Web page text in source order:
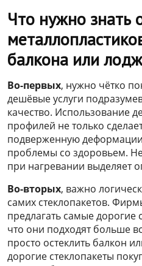
Что нужно знать
балкона или
Во-первых, нужно чётко
дешёвые услуги
качество. Использование
профилей не только
подверженную
проблемы со здоровьем.
при нагревании выделяет
Во-вторых, важно
самих стеклопакетов.
предлагать самые дорогие
что они подходят больше
просто остеклить балкон
дорогие стеклопакеты